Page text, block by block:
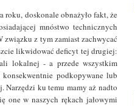
roku, doskonale obnażyło fakt, że
mnóstwo technicznych
związku z tym zamiast zachwycać
likwidować deficyt tej drugiej:
lokalnej - a przede wszystkim
podkopywane lub
ku temu mamy aż nadto
one w naszych rękach jałowymi